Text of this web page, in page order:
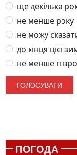
ще декілька
не менше року
не можу
до кінця цієї
не менше
ПОГОДА